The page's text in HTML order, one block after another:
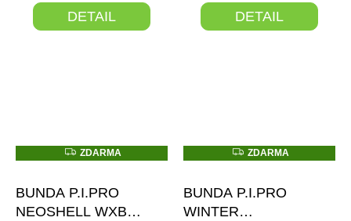
DETAIL DETAIL
Z
D
M
A
ZDARMA
BUNDA P.I.PRO
NEOSHELL WXB
Z
D
M
ZDARMA
BUNDA P.I.PRO
WINTER